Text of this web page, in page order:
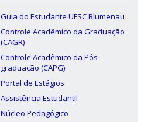
Guia do Estudante UFSC Blumenau
Controle Acadêmico da Graduação
(CAGR)
Controle Acadêmico da Pós-
graduação (CAPG)
Portal de Estágios
Assistência Estudantil
Núcleo Pedagógico